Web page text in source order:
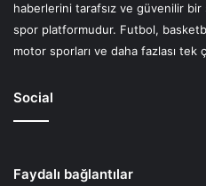
haberlerini tarafsız ve güvenilir bir
spor platformudur. Futbol,
motor sporları ve daha fazlası tek
Social
Faydalı bağlantılar